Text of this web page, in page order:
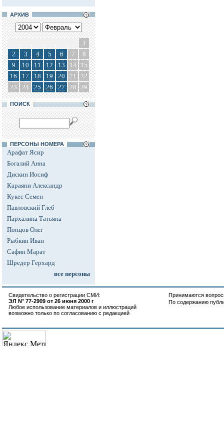
АРХИВ
1
2
3 4 5 6 7
8
9
10 11 12 13 14
15
16
17 18 19 20 21
22
23
24 25 26 27 28 29
ПОИСК
ПЕРСОНЫ НОМЕРА
Арафат Ясир
Богалий Анна
Дискин Иосиф
Караяни Александр
Кукес Семен
Павловский Глеб
Пархалина Татьяна
Попцов Олег
Рыбкин Иван
Сафин Марат
Шредер Герхард
все персоны
Свидетельство о регистрации СМИ:
ЭЛ N° 77-2909 от 26 июня 2000 г
Любое использование материалов и иллюстраций
возможно только по согласованию с редакцией
Принимаются
По содержанию